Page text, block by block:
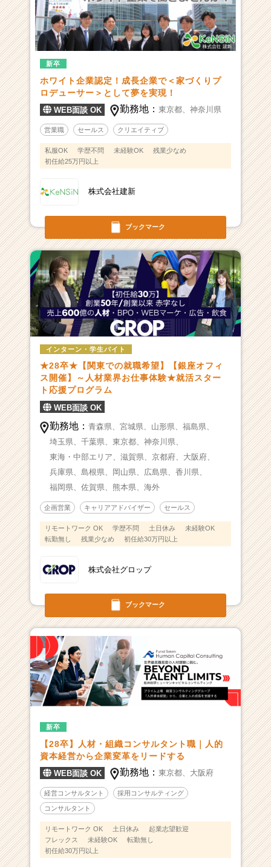
ブックマーク
新卒
ホワイト企業認定！成長企業で＜家づくりプ
ロデューサー＞として夢を実現！
WEB面談 OK 勤務地：東京都、神奈川県
営業職 セールス クリエイティブ
私服OK 学歴不問 未経験OK
残業少なめ
初任給25万円以上
株式会社建新
ブックマーク
インターン・学生バイト
★28卒★【関東での就職希望】【銀座オフィ
ス開催】～人材業界お仕事体験★就活スター
ト応援プログラム
WEB面談 OK
勤務地： 青森県、 宮城県、 山形県、 福島県、
埼玉県、 千葉県、 東京都、 神奈川県、
東海・中部エリア、 滋賀県、 京都府、 大阪府、
兵庫県、 島根県、 岡山県、 広島県、 香川県、
福岡県、 佐賀県、 熊本県、 海外
企画営業 キャリアアドバイザー セールス
リモートワーク OK 学歴不問 土日休み
未経験OK
転勤無し
残業少なめ 初任給30万円以上
株式会社グロップ
新卒
【28卒】人材・組織コンサルタント職｜人的
資本経営から企業変革をリードする
WEB面談 OK 勤務地：東京都、 大阪府
経営コンサルタント 採用コンサルティング
コンサルタント
リモートワーク OK 土日休み
起業志望歓迎
フレックス
未経験OK
転勤無し
初任給30万円以上